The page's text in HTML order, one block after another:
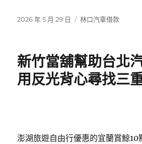
發
2026 年 5 月 29 日
分
林口汽車借款
新竹當舖幫助台北
用反光背心尋找三
澎湖旅遊自由行優惠的宜蘭賞鯨10